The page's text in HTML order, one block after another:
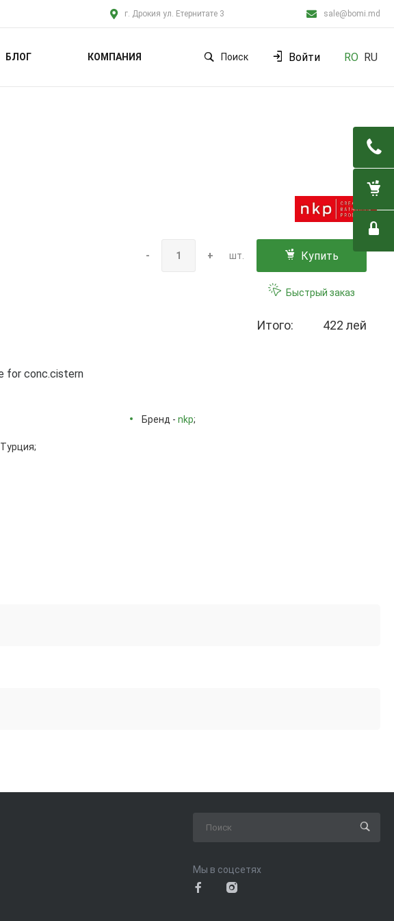
г. Дрокия ул. Етернитате 3 sale@bomi.md
БЛОГ КОМПАНИЯ Поиск Войти RO RU
- + шт. Купить
Быстрый заказ
Итого: 422 лей
for conc.cistern
Бренд - nkp;
Мы в соцсетях